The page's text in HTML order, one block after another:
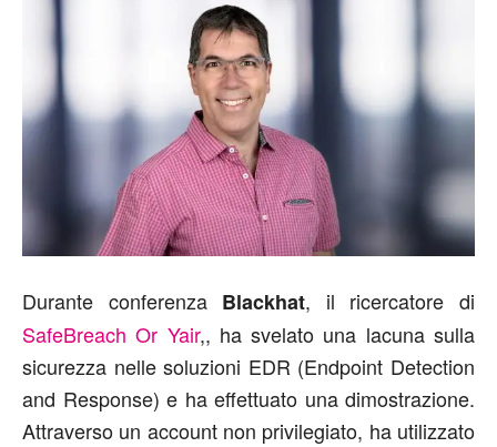
Durante conferenza Blackhat, il ricercatore di
SafeBreach Or Yair,, ha svelato una lacuna sulla
sicurezza nelle soluzioni EDR (Endpoint Detection
and Response) e ha effettuato una dimostrazione.
Attraverso un account non privilegiato, ha utilizzato